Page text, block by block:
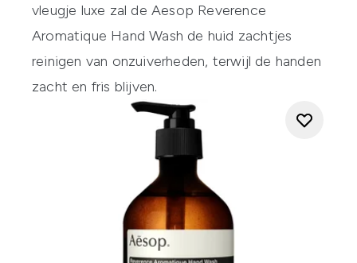
vleugje luxe zal de Aesop Reverence
Aromatique Hand Wash de huid zachtjes
reinigen van onzuiverheden, terwijl de handen
zacht en fris blijven.